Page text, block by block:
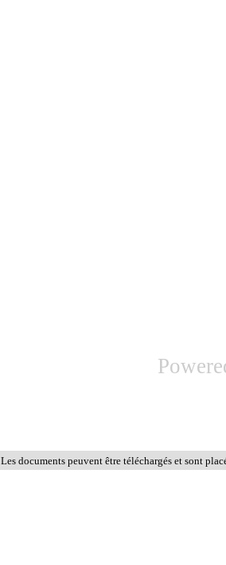
Les documents peuvent être téléchargés et sont